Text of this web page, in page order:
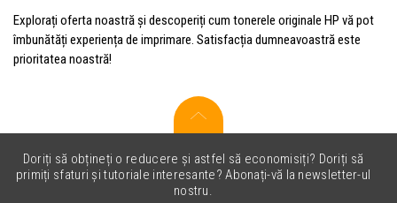
Explorați oferta noastră și descoperiți cum tonerele originale HP vă pot
îmbunătăți experiența de imprimare. Satisfacția dumneavoastră este
prioritatea noastră!
Doriți să obțineți o reducere și astfel să economisiți? Doriți să
primiți sfaturi și tutoriale interesante? Abonați-vă la newsletter-ul
nostru.